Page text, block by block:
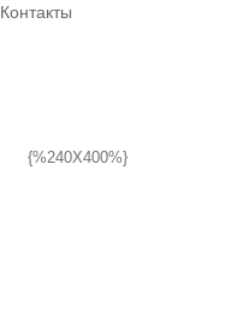
Контакты
{%240X400%}